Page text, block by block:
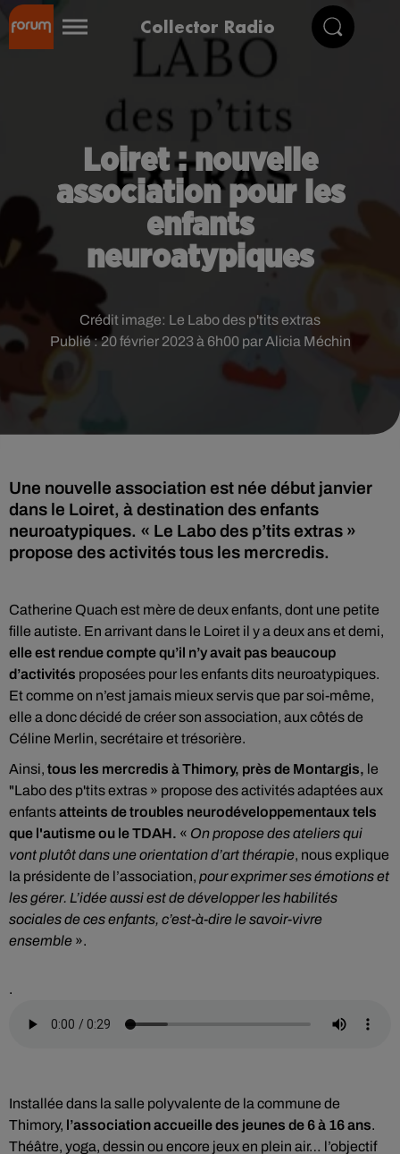
Collector Radio
Loiret : nouvelle
association pour les
enfants
neuroatypiques
Publié : 20 février 2023 à 6h00 par Alicia Méchin
Crédit image: Le Labo des p'tits extras
Une nouvelle association est née début janvier
dans le Loiret, à destination des enfants
neuroatypiques. « Le Labo des p’tits extras »
propose des activités tous les mercredis.
Catherine Quach est mère de deux enfants, dont une petite
fille autiste. En arrivant dans le Loiret il y a deux ans et demi,
elle est rendue compte qu’il n’y avait pas beaucoup
d’activités proposées pour les enfants dits neuroatypiques.
Et comme on n’est jamais mieux servis que par soi-même,
elle a donc décidé de créer son association, aux côtés de
Céline Merlin, secrétaire et trésorière.
Ainsi, tous les mercredis à Thimory, près de Montargis, le
"Labo des p'tits extras » propose des activités adaptées aux
enfantsatteints de troubles neurodéveloppementaux tels
que l'autisme ou le TDAH. « On propose des ateliers qui
vont plutôt dans une orientation d’art thérapie, nous explique
la présidente de l’association, pour exprimer ses émotions et
les gérer. L’idée aussi est de développer les habilités
sociales de ces enfants, c’est-à-dire le savoir-vivre
ensemble ».
.
Installée dans la salle polyvalente de la commune de
Thimory, l’association accueille des jeunes de 6 à 16 ans.
Théâtre, yoga, dessin ou encore jeux en plein air… l’objectif